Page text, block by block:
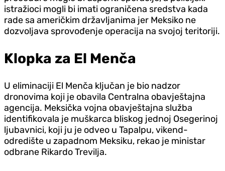
istražioci mogli bi imati ograničena sredstva kada
rade sa američkim državljanima jer Meksiko ne
dozvoljava sprovođenje operacija na svojoj teritoriji.
Klopka za El Menča
U eliminaciji El Menča ključan je bio nadzor
dronovima koji je obavila Centralna obavještajna
agencija. Meksička vojna obavještajna služba
identifikovala je muškarca bliskog jednoj Osegerinoj
ljubavnici, koji ju je odveo u Tapalpu, vikend-
odredište u zapadnom Meksiku, rekao je ministar
odbrane Rikardo Trevilja.